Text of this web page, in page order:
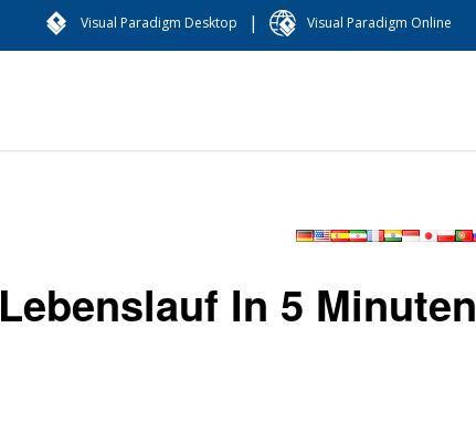
Visual Paradigm Desktop | Visual Paradigm Online
In 5 Minuten